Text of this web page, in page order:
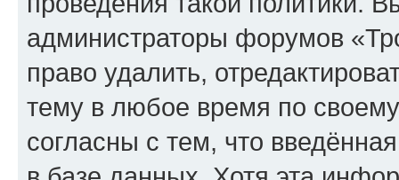
администраторы форумов
право удалить,
тему в любое время по
согласны с тем, что